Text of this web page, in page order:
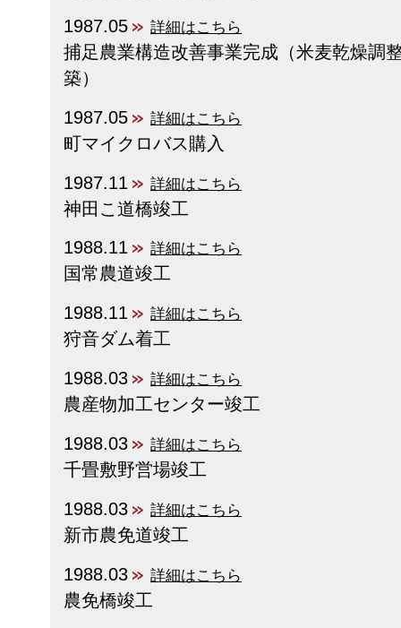
1987.05
詳細はこちら
捕足農業構造改善事業完成（米麦乾燥調
築）
1987.05
詳細はこちら
町マイクロバス購入
1987.11
詳細はこちら
神田こ道橋竣工
1988.11
詳細はこちら
国常農道竣工
1988.11
詳細はこちら
狩音ダム着工
1988.03
詳細はこちら
農産物加工センター竣工
1988.03
詳細はこちら
千畳敷野営場竣工
1988.03
詳細はこちら
新市農免道竣工
1988.03
詳細はこちら
農免橋竣工